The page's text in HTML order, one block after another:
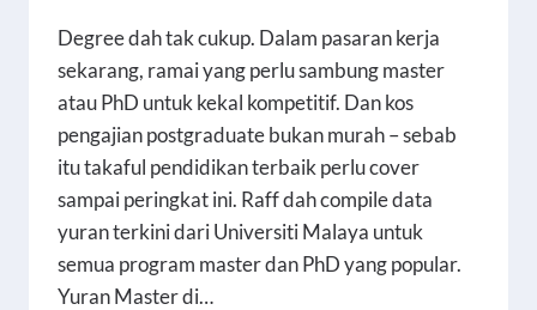
Degree dah tak cukup. Dalam pasaran kerja
sekarang, ramai yang perlu sambung master
atau PhD untuk kekal kompetitif. Dan kos
pengajian postgraduate bukan murah – sebab
itu takaful pendidikan terbaik perlu cover
sampai peringkat ini. Raff dah compile data
yuran terkini dari Universiti Malaya untuk
semua program master dan PhD yang popular.
Yuran Master di…